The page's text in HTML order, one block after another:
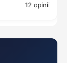
12 opinii